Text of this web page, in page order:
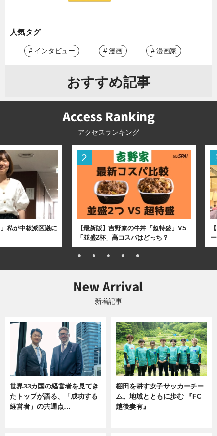
人気タグ
# インタビュー # 漫画 # 漫画家
おすすめ記事
アクセスランキング
私が中核派区議に
【最新版】吉野家の牛丼「超特盛」VS
「並盛2杯」高コスパはどっち？
新着記事
世界33カ国の経営者を見てき
たトップが語る、「成功する
経営者」の共通点…
棚田を耕す女子サッカーチー
ム。地域とともに歩む 『FC
越後妻有』